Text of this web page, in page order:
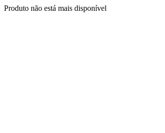
Produto não está mais disponível